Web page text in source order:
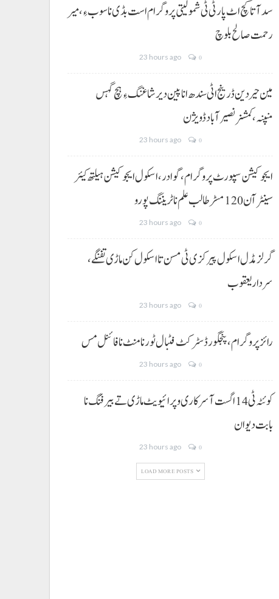
سد آتا کچ اٹ پارٹی ٹی شمولیتی پروگرام است بڈی نا سوب ءِ،میر
رحمت صالح بلوچ
23 hours ago 0
مین حیردین ڈرینج اٹی سندھ انا پین دیر شاغنگ ءِ ہچ گہس
منپنہ،کمشنر نصیرآباد ڈویژن
23 hours ago 0
ایجوکیشن سپورٹ پروگرام،گوادر، اسکول ایجوکیشن ہیلتھ کیئر
سینٹر آن 120 مسڑ طالب علم نا ٹریننگ پورو
23 hours ago 0
گرلز مڈل اسکول پیرکزی ٹی مسن تا اسکول کن ماڑی تفنگے،
سردار یعقوب
23 hours ago 0
رائز پروگرام، پنجگور ڈسٹرکٹ فٹبال ٹورنامنٹ نا فائنل مس
23 hours ago 0
کوئٹہ ٹی 14 اگست آ سرکاری و پرائیویٹ ماڑی تے بیرفنگ نا
بابت دیوان
23 hours ago 0
LOAD MORE POSTS